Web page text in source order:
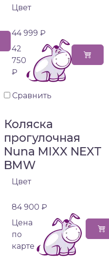
Цвет
44 999 ₽
42
750
₽
Сравнить
Коляска
прогулочная
Nuna MIXX NEXT
BMW
Цвет
84 900 ₽
Цена
по
карте